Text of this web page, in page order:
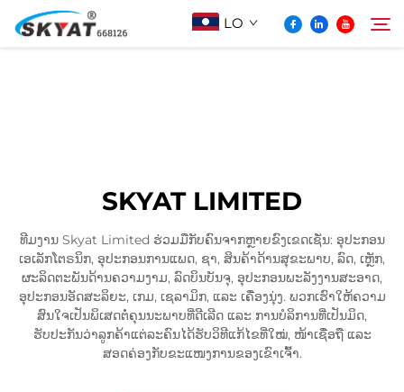
LO
ໂປເจັກ
ຂ່າວ
SKYAT LIMITED
ທີມງານ Skyat Limited ຮ່ວມມືກັບຄົນຈາກຫຼາຍຂົງເຂດເຊັ່ນ: ອຸປະກອນ
ເອເລັກໂຕຣນິກ, ອຸປະກອນການແພດ, ຊາ, ສິນຄ້າດ້ານສຸຂະພາບ, ລົດ, ເຫຼັກ,
ຜະລິດຕະພັນດ້ານຄວາມງາມ, ລົດບິນບັນຈຸ, ອຸປະກອນພະລັງງານສະອາດ,
ອຸປະກອນອັດສະລິຍະ, ເກມ, ເຊລາມິກ, ແລະ ເຄື່ອງນຸ່ງ. ພວກເຮົາໃຫ້ຄວາມ
ສົນໃຈເປັນພິເສດຕໍ່ຄຸນນະພາບທີ່ດີເລີດ ແລະ ການບໍລິການທີ່ເປັນມິດ,
ຮັບປະກັນວ່າລູກຄ້າແຕ່ລະຄົນໄດ້ຮັບວິທີແກ້ໄຂທີ່ໃໝ່, ໜ້າເຊື່ອຖື ແລະ
ສອດຄ່ອງກັບຂະແໜງການຂອງເຂົາເຈົ້າ.